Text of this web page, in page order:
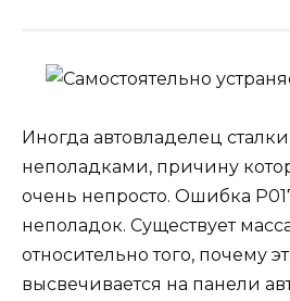
Иногда автовладелец
неполадками, причину
очень непросто. Ошибка
неполадок. Существует
относительно того, почему
высвечивается на панели